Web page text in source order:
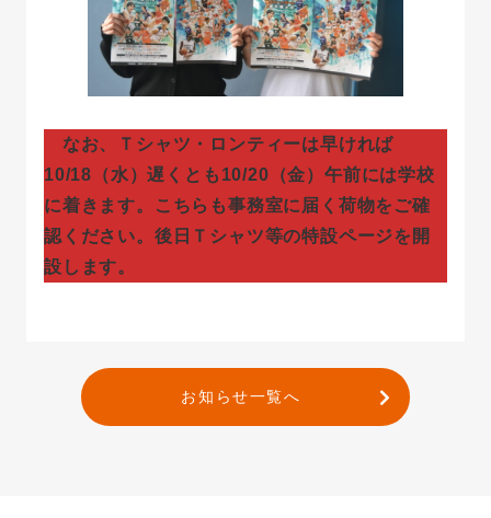
なお、Ｔシャツ・ロンティーは早ければ
10/18（水）遅くとも10/20（金）午前には学校
に着きます。こちらも事務室に届く荷物をご確
認ください。後日Ｔシャツ等の特設ページを開
設します。
お知らせ一覧へ